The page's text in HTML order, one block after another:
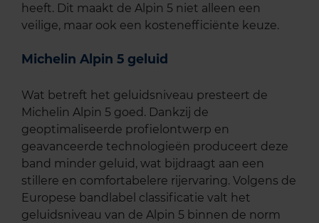
heeft. Dit maakt de Alpin 5 niet alleen een
veilige, maar ook een kostenefficiënte keuze.
Michelin Alpin 5 geluid
Wat betreft het geluidsniveau presteert de
Michelin Alpin 5 goed. Dankzij de
geoptimaliseerde profielontwerp en
geavanceerde technologieën produceert deze
band minder geluid, wat bijdraagt aan een
stillere en comfortabelere rijervaring. Volgens de
Europese bandlabel classificatie valt het
geluidsniveau van de Alpin 5 binnen de norm